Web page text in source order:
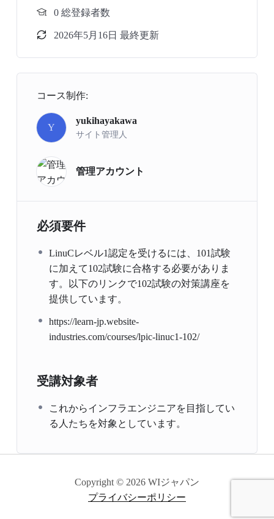
0 総登録者数
2026年5月16日 最終更新
コース制作:
Y
yukihayakawa
サイト管理人
管理アカウント
必須要件
LinuCレベル1認定を受けるには、101試験
に加えて102試験に合格する必要がありま
す。以下のリンクで102試験の対策講座を
提供しています。
https://learn-jp.website-
industries.com/courses/lpic-linuc1-102/
受講対象者
これからインフラエンジニアを目指してい
る人たちを対象としています。
Copyright © 2026 WIジャパン
プライバシーポリシー